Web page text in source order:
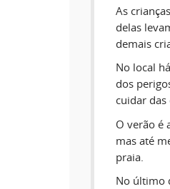
As
delas
demais
No local
dos
cuidar das
O verão é
mas até
praia.
No último